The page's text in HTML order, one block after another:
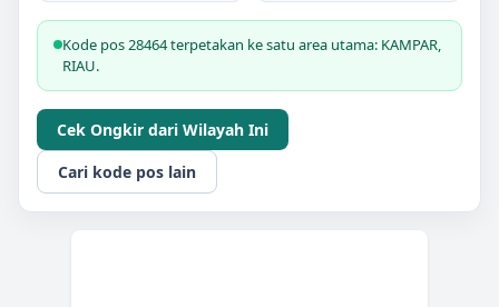
Kode pos 28464 terpetakan ke satu area utama: KAMPAR,
RIAU.
Cek Ongkir dari Wilayah Ini
Cari kode pos lain